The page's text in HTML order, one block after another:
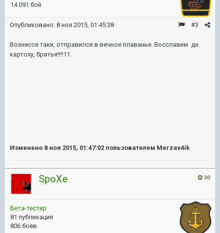
14 091 бой
#3
Опубликовано: 8 ноя 2015, 01:45:38
Вознесся таки, отправился в вечное плаванье. Восславим де
картоху, братья!!!!11
Изменено 8 ноя 2015, 01:47:02 пользователем Merzav4ik
30
SpoXe
Бета-тестер
81 публикация
806 боёв